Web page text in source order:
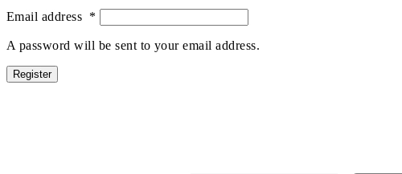
Email address *
A password will be sent to your email address.
Register